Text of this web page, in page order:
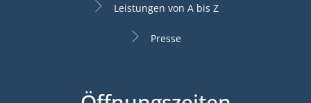
Leistungen von A bis Z
Presse